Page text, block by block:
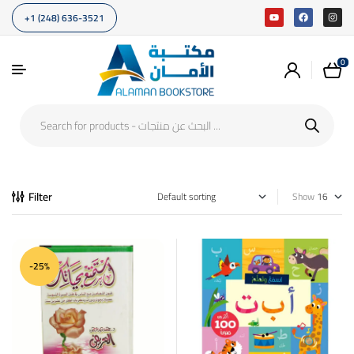
+1 (248) 636-3521
0
Filter Show
-25%